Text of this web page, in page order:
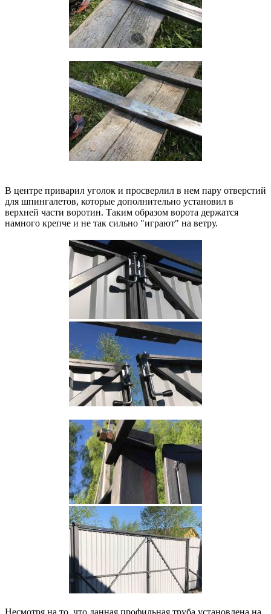
В центре приварил уголок и просверлил в нем пару отверстий
для шпингалетов, которые дополнительно установил в
верхней части воротин. Таким образом ворота держатся
намного крепче и не так сильно "играют" на ветру.